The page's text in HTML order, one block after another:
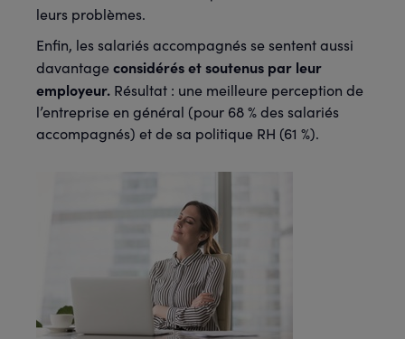
leurs problèmes.
Enfin, les salariés accompagnés se sentent aussi
davantageconsidérés et soutenus par leur
employeur. Résultat : une meilleure perception de
l’entreprise en général (pour 68 % des salariés
accompagnés) et de sa politique RH (61 %).